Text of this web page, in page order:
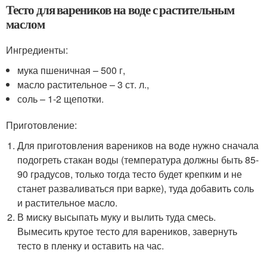
Тесто для вареников на воде с растительным
маслом
Ингредиенты:
мука пшеничная – 500 г,
масло растительное – 3 ст. л.,
соль – 1-2 щепотки.
Приготовление:
Для приготовления вареников на воде нужно сначала
подогреть стакан воды (температура должны быть 85-
90 градусов, только тогда тесто будет крепким и не
станет разваливаться при варке), туда добавить соль
и растительное масло.
В миску высыпать муку и вылить туда смесь.
Вымесить крутое тесто для вареников, завернуть
тесто в пленку и оставить на час.